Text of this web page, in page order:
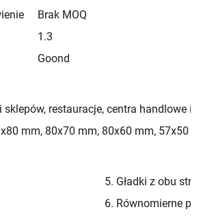
Brak MOQ
1.3
Goond
sklepów, restauracje, centra handlowe
mm, 80x70 mm, 80x60 mm, 57x50
5. Gładki z obu
6. Równomierne